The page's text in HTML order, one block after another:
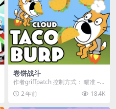
卷饼战斗
作者griffpatch 控制方式： 瞄准 –
鼠标 飞行 R...
2 年前 18.4K